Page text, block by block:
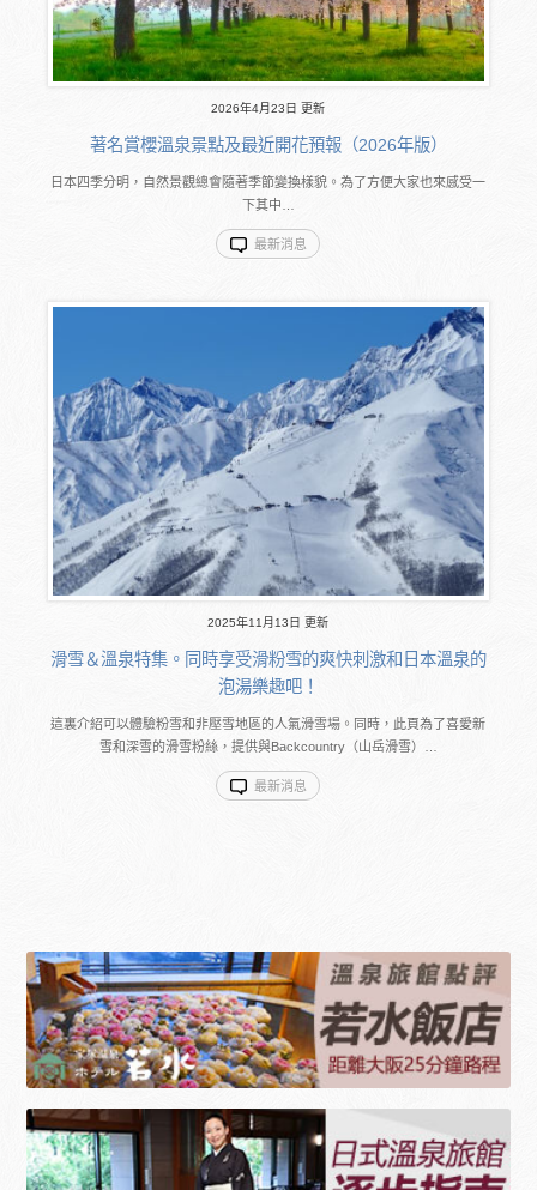
2026年4月23日 更新
著名賞櫻溫泉景點及最近開花預報（2026年版）
日本四季分明，自然景觀總會隨著季節變換樣貌。為了方便大家也來感受一
下其中…
最新消息
2025年11月13日 更新
滑雪＆溫泉特集。同時享受滑粉雪的爽快刺激和日本溫泉的
泡湯樂趣吧！
這裏介紹可以體驗粉雪和非壓雪地區的人氣滑雪場。同時，此頁為了喜愛新
雪和深雪的滑雪粉絲，提供與Backcountry（山岳滑雪）…
最新消息